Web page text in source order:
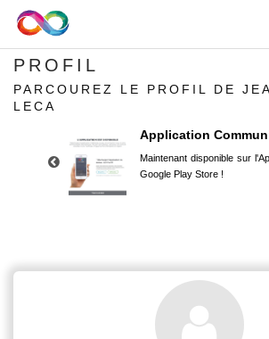
PROFIL
PARCOUREZ LE PROFIL DE
LECA
Application
Maintenant disponible sur
Google Play Store !
Google Play Store !